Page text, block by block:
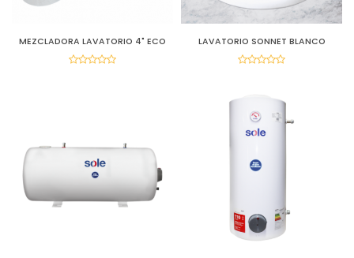
MEZCLADORA LAVATORIO 4" ECO LAVATORIO SONNET BLANCO